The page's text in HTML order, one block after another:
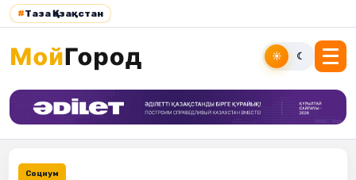
#Таза Қазақстан
☀ ☾
Социум